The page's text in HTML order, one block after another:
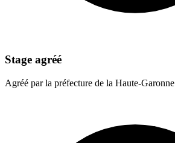
Stage agréé
Agréé par la préfecture de la Haute-Garonne